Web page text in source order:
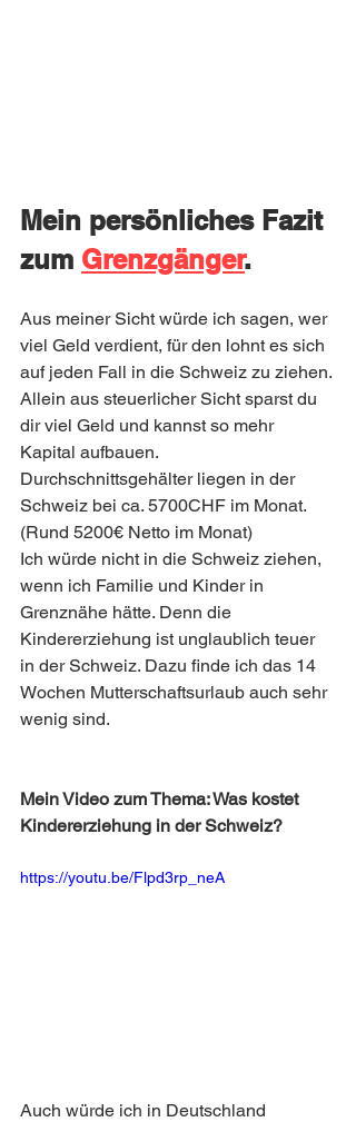
Mein persönliches Fazit
zum Grenzgänger.
Aus meiner Sicht würde ich sagen, wer
viel Geld verdient, für den lohnt es sich
auf jeden Fall in die Schweiz zu ziehen.
Allein aus steuerlicher Sicht sparst du
dir viel Geld und kannst so mehr
Kapital aufbauen.
Durchschnittsgehälter liegen in der
Schweiz bei ca. 5700CHF im Monat.
(Rund 5200€ Netto im Monat)
Ich würde nicht in die Schweiz ziehen,
wenn ich Familie und Kinder in
Grenznähe hätte. Denn die
Kindererziehung ist unglaublich teuer
in der Schweiz. Dazu finde ich das 14
Wochen Mutterschaftsurlaub auch sehr
wenig sind.
Mein Video zum Thema: Was kostet
Kindererziehung in der Schweiz?
https://youtu.be/Flpd3rp_neA
Auch würde ich in Deutschland